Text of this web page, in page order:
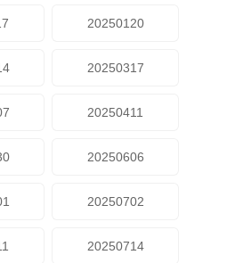
20250120
20250317
20250411
20250606
20250702
20250714